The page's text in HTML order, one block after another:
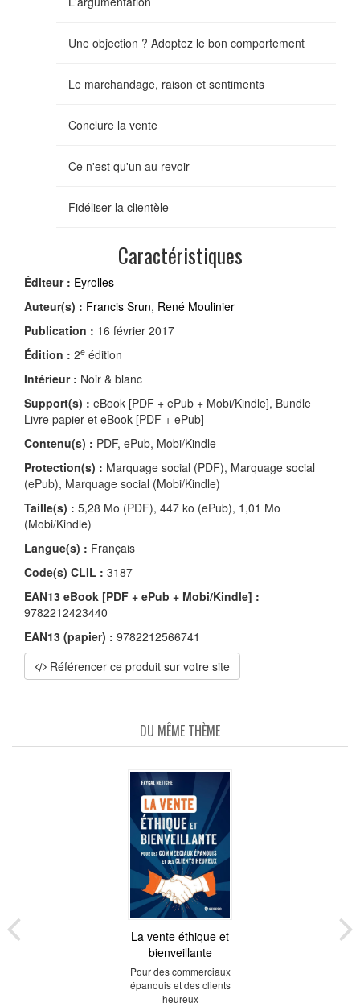
Une objection ? Adoptez le bon comportement
Le marchandage, raison et sentiments
Conclure la vente
Ce n'est qu'un au revoir
Fidéliser la clientèle
Caractéristiques
Éditeur : Eyrolles
Auteur(s) : Francis Srun, René Moulinier
Publication : 16 février 2017
Édition : 2e édition
Intérieur : Noir & blanc
Support(s) : eBook [PDF + ePub + Mobi/Kindle], Bundle
Livre papier et eBook [PDF + ePub]
Contenu(s) : PDF, ePub, Mobi/Kindle
Protection(s) : Marquage social (PDF), Marquage social
(ePub), Marquage social (Mobi/Kindle)
Taille(s) : 5,28 Mo (PDF), 447 ko (ePub), 1,01 Mo
(Mobi/Kindle)
Langue(s) : Français
Code(s) CLIL : 3187
EAN13 eBook [PDF + ePub + Mobi/Kindle] :
9782212423440
EAN13 (papier) : 9782212566741
Référencer ce produit sur votre site
DU MÊME THÈME
La vente éthique et
bienveillante
Pour des commerciaux
épanouis et des clients
heureux